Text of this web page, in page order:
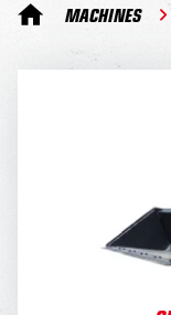
MACHINES